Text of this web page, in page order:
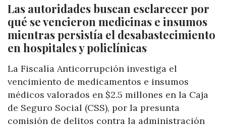
Las autoridades buscan esclarecer por
qué se vencieron medicinas e insumos
mientras persistía el desabastecimiento
en hospitales y policlínicas
La Fiscalía Anticorrupción investiga el
vencimiento de medicamentos e insumos
médicos valorados en $2.5 millones en la Caja
de Seguro Social (CSS), por la presunta
comisión de delitos contra la administración